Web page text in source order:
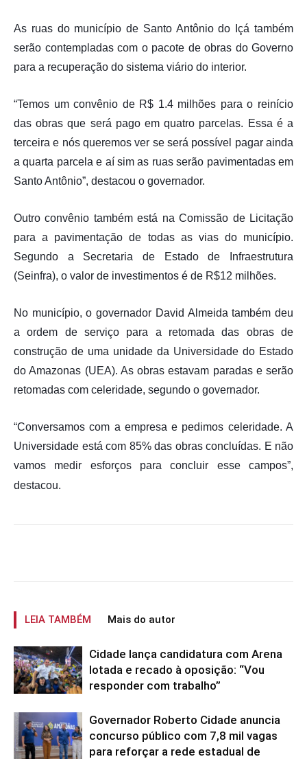
As ruas do município de Santo Antônio do Içá também
serão contempladas com o pacote de obras do Governo
para a recuperação do sistema viário do interior.
“Temos um convênio de R$ 1.4 milhões para o reinício
das obras que será pago em quatro parcelas. Essa é a
terceira e nós queremos ver se será possível pagar ainda
a quarta parcela e aí sim as ruas serão pavimentadas em
Santo Antônio”, destacou o governador.
Outro convênio também está na Comissão de Licitação
para a pavimentação de todas as vias do município.
Segundo a Secretaria de Estado de Infraestrutura
(Seinfra), o valor de investimentos é de R$12 milhões.
No município, o governador David Almeida também deu
a ordem de serviço para a retomada das obras de
construção de uma unidade da Universidade do Estado
do Amazonas (UEA). As obras estavam paradas e serão
retomadas com celeridade, segundo o governador.
“Conversamos com a empresa e pedimos celeridade. A
Universidade está com 85% das obras concluídas. E não
vamos medir esforços para concluir esse campos”,
destacou.
LEIA TAMBÉM Mais do autor
Cidade lança candidatura com Arena
lotada e recado à oposição: “Vou
responder com trabalho”
Governador Roberto Cidade anuncia
concurso público com 7,8 mil vagas
para reforçar a rede estadual de